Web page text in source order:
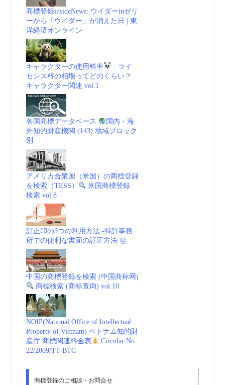
商標登録insideNews: ウイダーinゼリ
ーから「ウイダー」が消えた日 | 東
洋経済オンライン
キャラクターの使用料率
ライ
センス料の相場ってどのくらい？
キャラクター関連 vol.1
各国商標データベース
国内・海
外知的財産機関 (143) 地域ブロック
別
アメリカ合衆国（米国）の商標登録
を検索（TESS）
米国商標登録
検索 vol.8
訂正印の3つの利用方法 -特許事務
所での便利な書面の訂正方法 ㊞
中国の商標登録を検索 (中国商标网)
商標検索 (商标查询) vol.10
NOIP(National Office of Intellectual
Property of Vietnam) ベトナム知的財
産庁 商標関連料金表
Circular No.
22/2009/TT-BTC
商標登録のご相談・お問合せ